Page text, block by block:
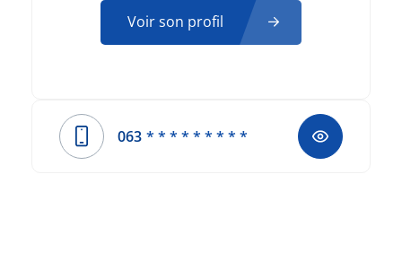
Voir son profil
063 * * * * * * * * *